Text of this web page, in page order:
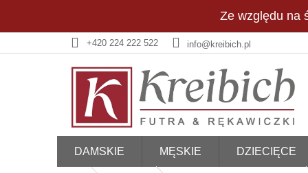
treści
Ze względu na
+420 224 222 522 info@kreibich.pl
DAMSKIE MĘSKIE DZIECIĘCE